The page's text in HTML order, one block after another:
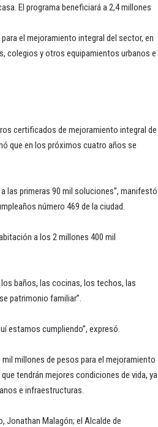
El programa beneficiará a 2,4 millones
el mejoramiento integral del sector, en
colegios y otros equipamientos urbanos e
certificados de mejoramiento integral de
que en los próximos cuatro años se
las primeras 90 mil soluciones”, manifestó
número 469 de la ciudad.
a los 2 millones 400 mil
baños, las cocinas, los techos, las
patrimonio familiar”.
estamos cumpliendo”, expresó.
millones de pesos para el mejoramiento
tendrán mejores condiciones de vida, ya
e infraestructuras.
Jonathan Malagón; el Alcalde de